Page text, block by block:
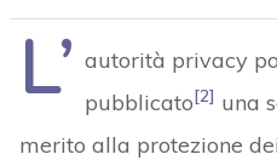
L’ autorità privacy
pubblicato[2] una
merito alla protezione